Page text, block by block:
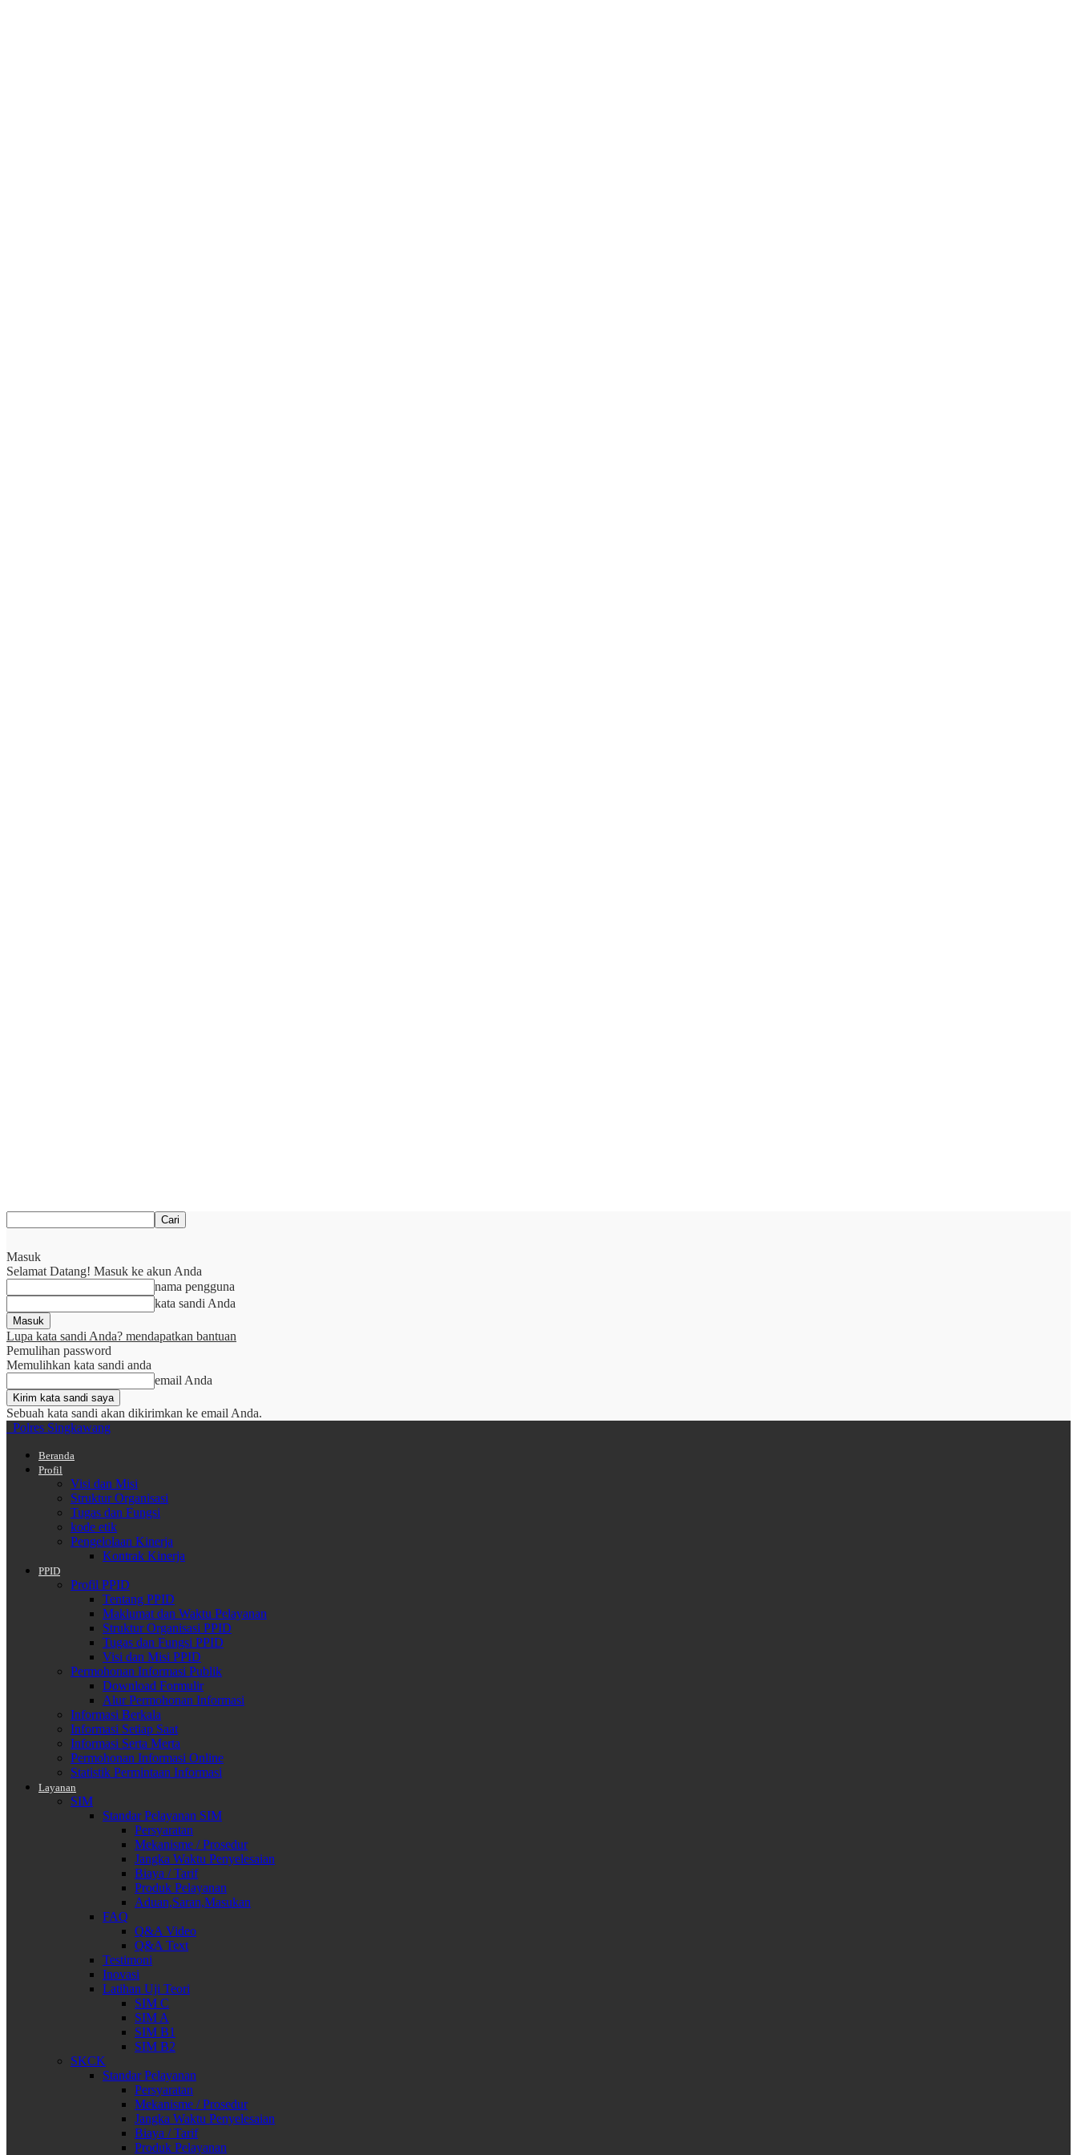
Masuk
Selamat Datang! Masuk ke akun Anda
nama pengguna
kata sandi Anda
Lupa kata sandi Anda? mendapatkan bantuan
Pemulihan password
Memulihkan kata sandi anda
email Anda
Sebuah kata sandi akan dikirimkan ke email Anda.
Polres Singkawang
Beranda
Profil
Visi dan Misi
Struktur Organisasi
Tugas dan Fungsi
kode etik
Pengelolaan Kinerja
Kontrak Kinerja
PPID
Profil PPID
Tentang PPID
Maklumat dan Waktu Pelayanan
Struktur Organisasi PPID
Tugas dan Fungsi PPID
Visi dan Misi PPID
Permohonan Informasi Publik
Download Formulir
Alur Permohonan Informasi
Informasi Berkala
Informasi Setiap Saat
Informasi Serta Merta
Permohonan Informasi Online
Statistik Permintaan Informasi
Layanan
SIM
Standar Pelayanan SIM
Persyaratan
Mekanisme / Prosedur
Jangka Waktu Penyelesaian
Biaya / Tarif
Produk Pelayanan
Aduan,Saran,Masukan
FAQ
Q&A Video
Q&A Text
Testimoni
Inovasi
Latihan Uji Teori
SIM C
SIM A
SIM B1
SIM B2
SKCK
Standar Pelayanan
Persyaratan
Mekanisme / Prosedur
Jangka Waktu Penyelesaian
Biaya / Tarif
Produk Pelayanan